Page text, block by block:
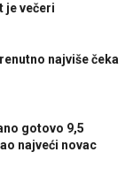
je večeri
najviše čeka
gotovo 9,5
najveći novac